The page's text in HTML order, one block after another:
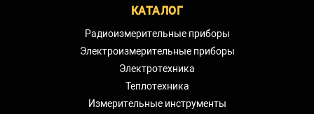
КАТАЛОГ
Радиоизмерительные приборы
Электроизмерительные приборы
Электротехника
Теплотехника
Измерительные инструменты